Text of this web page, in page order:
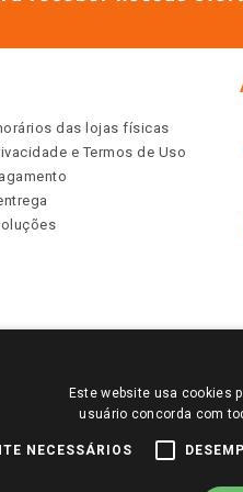
das lojas físicas
e Termos de Uso
SUA REGIÃO, FAÇA LOGIN E
COMERCIAIS DESTE SITE SÃO VÁLIDOS
Este website usa cookies
usuário concorda com
NECESSÁRIOS